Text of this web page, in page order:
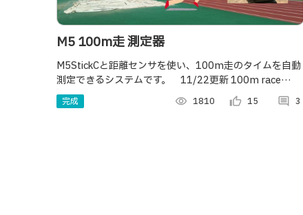
M5 100m走 測定器
M5StickCと距離センサを使い、100m走のタイムを自動
測定できるシステムです。 11/22更新 100m race
Measuring System by Distance Sensor.
完成 visibility 1810 thumb_up_alt 15 comment 3